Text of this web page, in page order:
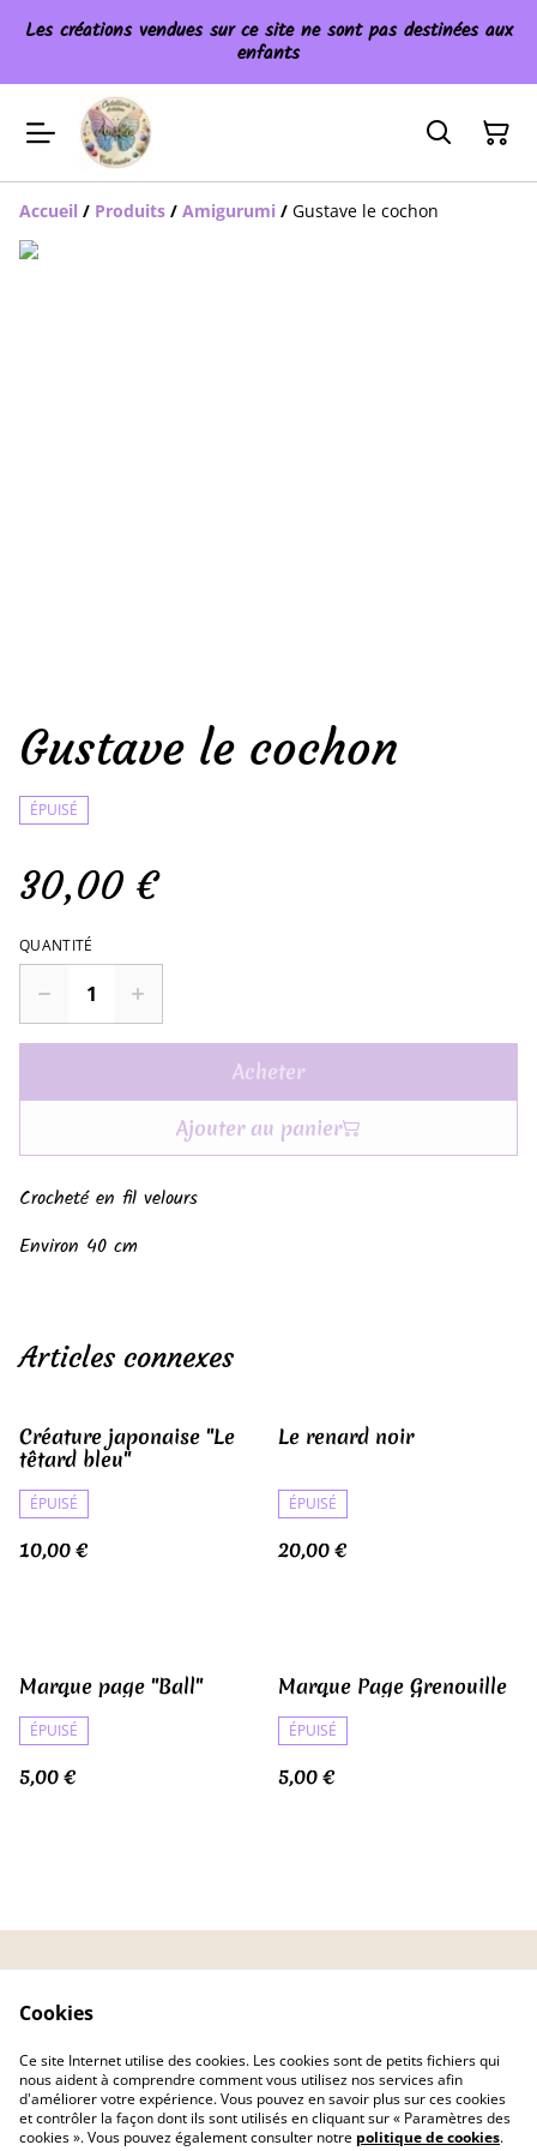
Les créations vendues sur ce site ne sont pas destinées aux
enfants
Accueil / Produits / Amigurumi / Gustave le cochon
Gustave le cochon
ÉPUISÉ
30,00 €
QUANTITÉ
Acheter
Ajouter au panier
Crocheté en fil velours
Environ 40 cm
Articles connexes
Créature japonaise "Le
têtard bleu"
ÉPUISÉ
10,00 €
Le renard noir
ÉPUISÉ
20,00 €
Marque page "Ball"
ÉPUISÉ
5,00 €
Marque Page Grenouille
ÉPUISÉ
5,00 €
Livraison
Cookies
Ce site Internet utilise des cookies. Les cookies sont de petits fichiers qui
nous aident à comprendre comment vous utilisez nos services afin
d'améliorer votre expérience. Vous pouvez en savoir plus sur ces cookies
et contrôler la façon dont ils sont utilisés en cliquant sur « Paramètres des
cookies ». Vous pouvez également consulter notre politique de cookies.